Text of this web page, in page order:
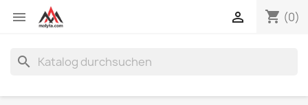
 shopping_cart (0)

search